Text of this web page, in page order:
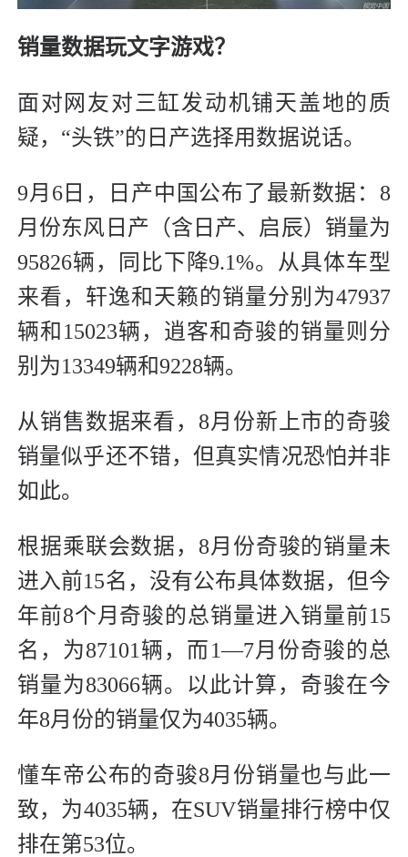
销量数据玩文字游戏？
面对网友对三缸发动机铺天盖地的质
疑，“头铁”的日产选择用数据说话。
9月6日，日产中国公布了最新数据：8
月份东风日产（含日产、启辰）销量为
95826辆，同比下降9.1%。从具体车型
来看，轩逸和天籁的销量分别为47937
辆和15023辆，逍客和奇骏的销量则分
别为13349辆和9228辆。
从销售数据来看，8月份新上市的奇骏
销量似乎还不错，但真实情况恐怕并非
如此。
根据乘联会数据，8月份奇骏的销量未
进入前15名，没有公布具体数据，但今
年前8个月奇骏的总销量进入销量前15
名，为87101辆，而1—7月份奇骏的总
销量为83066辆。以此计算，奇骏在今
年8月份的销量仅为4035辆。
懂车帝公布的奇骏8月份销量也与此一
致，为4035辆，在SUV销量排行榜中仅
排在第53位。